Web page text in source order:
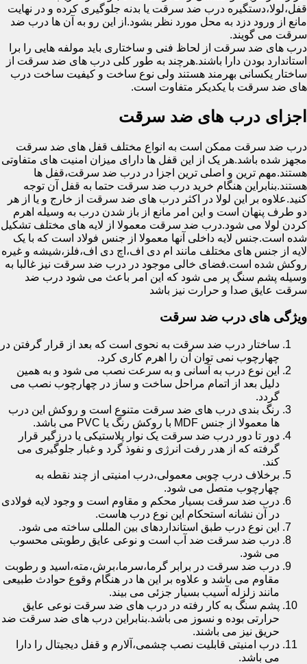
قفل،لولا،دستگیره درب ضد سرقت یا بدنه جلوگیری کرده و در نهایت
مانع از ورود دزد به محل مورد نظر بشود.از این رو به آن ها درب ضد
سرقت می گویند.
درب های ضد سرقت از لحاظ فنی و ساختاری باید مولفه هایی را برا
استاندارد بودن دارا باشند.هرچند به طور کلی درب های ضد سرقت از
ساختار یکسانی بهرمند هستند ولی نوع ساخت و کیفیت ساخت درب
های ضد سرقت با یکدیکر متفاوت است.
اجزای درب های ضد سرقت
درب ضد سرقت ممکن است به انواع مختلف قفل های ضد سرقت
مجهز شده باشد.هر یک از این قفل ها دارای میزان امنیت های متفاوتی
هستند.مهم ترین و اصلی ترین اجزا در درب ضد سرقت،قفل ها
هستند.بنابراین هنگام خرید درب ضد سرقت حتما به قفل آن توجه
کنید.علاوه بر این لولا در اکثر درب های ضد سرقت از خارج و یا از هر
دو طرف پنهان است و این امر مانع از باز شدن درب به وسیله اهرم
کردن لولا می شود.درب ضد سرقت معمولا از لایه های مختلف تشکیل
شده است.جنس لایه داخلی آنها معمولا از جنس فولاد است که با یک
لایه از جنس های مختلف مانند ام دی اف،اچ دی اف،فلز،شیشه و غیره
روکش شده است.فضای خالی موجود در درب ضد سرقت نیز غالبا به
وسیله پشم سنگ پر می شود که این امر باعث می شود درب ضد
سرقت عایق صدا و حرارت نیز باشد
ویژگی های درب ضد سرقت
ساختار درب ضد سرقت به نحوی است که بعد از قرار گرفتن در
چهارچوب نمی توان آن را اهرم کاری کرد.
این نوع درب به آسانی و به سرعت نصب می شود و به همین
دلیل بعد از اتمام مراحل ساخت و ساز در چهارچوب نصب می
گردد.
رنگ بندی درب های ضد سرقت متنوع است و روکش این درب
ها معمولا از جنس MDF با روکش رنگ یا PVC می باشد.
دور تا دور درب ضد سرقت یک نوار پلاستیکی یا درزگیر قرار
گرفته که از هدر رفت انرژی و نفوذ گرد و غبار جلوگیری می
کند.
برخلاف درب چوبی معمولی،درب امنیتی از چند نقطه به
چهارچوب متصل می شود.
درب ضد سرقت بسیار محکم و مقاوم است و وجود لایه فولادی
در آن نشانه استحکام این نوع درب هاست.
این نوع درب طبق استانداردهای بین المللی ساخته می شود.
درب ضد سرقت ضد آب است و نوعی عایق رطوبتی محسوب
می شود.
درب ضد سرقت در برابر گرما،سرما،برش،مته،اسید و رطوبت
مقاوم می باشد و علاوه بر این ها در هنگام وقوع حوادث طبیعی
مانند زلزله آسیب بسیار جزئی می بیند.
پشم سنگ به کار رفته در درب های ضد سرقت نوعی عایق
حرارتی بوده و نسوز می باشد.بنابراین درب های ضد سرقت ضد
حریق نیز می باشند.
درب امنیتی قابلیت نصب چشمی،آلارم و قفل دیجیتال را دارا
می باشد.